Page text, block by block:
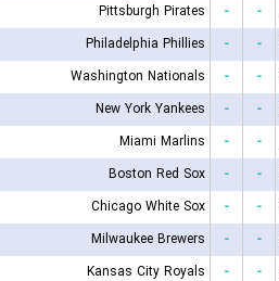
Pittsburgh Pirates
- -
Philadelphia Phillies
- -
Washington Nationals
- -
New York Yankees
- -
Miami Marlins
- -
Boston Red Sox
- -
Chicago White Sox
- -
Milwaukee Brewers
- -
Kansas City Royals
- -